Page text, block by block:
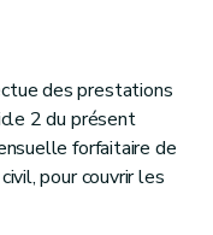
des prestations
2 du présent
forfaitaire de
pour couvrir les